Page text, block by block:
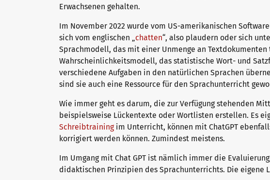
Infos für Prüfungszentren
telc Zertifikate DIGITAL
Warum telc Zertifikate?
Deutsch Test für den Beruf
Verifikation von telc Zertifikaten
Downloadbereich
Infopakete
Qualifizierung Prüfungsverantwortung
Qualifikationsphasen
Trainingsformate
telc Campus
DaF/DaZ Blog
Erwachsenen gehalten.
Im November 2022 wurde vom US-amerikanischen
sich vom englischen „chatten“, also plaudern oder sich
Sprachmodell, das mit einer Unmenge an
Wahrscheinlichkeitsmodell, das statistische Wort- und
verschiedene Aufgaben in den natürlichen Sprachen
sind sie auch eine Ressource für den Sprachunterricht
Wie immer geht es darum, die zur Verfügung stehenden
beispielsweise Lückentexte oder Wortlisten erstellen. Es
Schreibtrainingim Unterricht, können mit ChatGPT
korrigiert werden können. Zumindest meistens.
Im Umgang mit Chat GPT ist nämlich immer die
didaktischen Prinzipien des Sprachunterrichts. Die eigene